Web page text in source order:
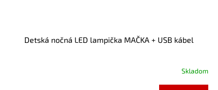
Detská nočná LED lampička MAČKA + USB kábel
Skladom